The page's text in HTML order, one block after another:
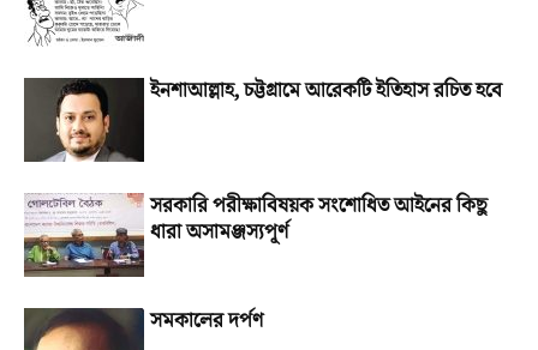
ইনশাআল্লাহ, চট্টগ্রামে আরেকটি ইতিহাস রচিত হবে
সরকারি পরীক্ষাবিষয়ক সংশোধিত আইনের কিছু
ধারা অসামঞ্জস্যপূর্ণ
সমকালের দর্পণ